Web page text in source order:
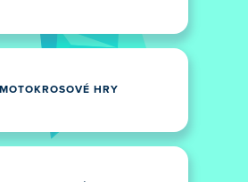
MOTOKROSOVÉ HRY